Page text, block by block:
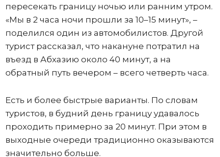
пересекать границу ночью или ранним утром.
«Мы в 2 часа ночи прошли за 10–15 минут», –
поделился один из автомобилистов. Другой
турист рассказал, что накануне потратил на
въезд в Абхазию около 40 минут, а на
обратный путь вечером – всего четверть часа.
Есть и более быстрые варианты. По словам
туристов, в будний день границу удавалось
проходить примерно за 20 минут. При этом в
выходные очереди традиционно оказываются
значительно больше.